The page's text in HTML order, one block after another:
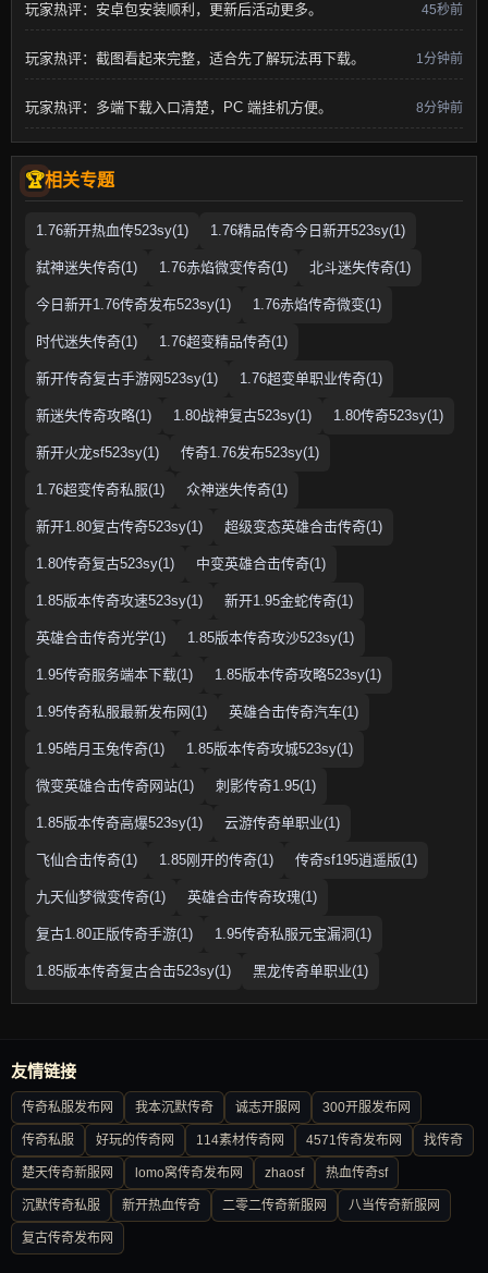
玩家热评：安卓包安装顺利，更新后活动更多。 45秒前
玩家热评：截图看起来完整，适合先了解玩法再下载。 1分钟前
玩家热评：多端下载入口清楚，PC 端挂机方便。 8分钟前
相关专题
1.76新开热血传523sy(1) 1.76精品传奇今日新开523sy(1)
弑神迷失传奇(1) 1.76赤焰微变传奇(1) 北斗迷失传奇(1)
今日新开1.76传奇发布523sy(1) 1.76赤焰传奇微变(1)
时代迷失传奇(1) 1.76超变精品传奇(1)
新开传奇复古手游网523sy(1) 1.76超变单职业传奇(1)
新迷失传奇攻略(1) 1.80战神复古523sy(1) 1.80传奇523sy(1)
新开火龙sf523sy(1) 传奇1.76发布523sy(1)
1.76超变传奇私服(1) 众神迷失传奇(1)
新开1.80复古传奇523sy(1) 超级变态英雄合击传奇(1)
1.80传奇复古523sy(1) 中变英雄合击传奇(1)
1.85版本传奇攻速523sy(1) 新开1.95金蛇传奇(1)
英雄合击传奇光学(1) 1.85版本传奇攻沙523sy(1)
1.95传奇服务端本下载(1) 1.85版本传奇攻略523sy(1)
1.95传奇私服最新发布网(1) 英雄合击传奇汽车(1)
1.95皓月玉兔传奇(1) 1.85版本传奇攻城523sy(1)
微变英雄合击传奇网站(1) 刺影传奇1.95(1)
1.85版本传奇高爆523sy(1) 云游传奇单职业(1)
飞仙合击传奇(1) 1.85刚开的传奇(1) 传奇sf195逍遥版(1)
九天仙梦微变传奇(1) 英雄合击传奇玫瑰(1)
复古1.80正版传奇手游(1) 1.95传奇私服元宝漏洞(1)
1.85版本传奇复古合击523sy(1) 黑龙传奇单职业(1)
友情链接
传奇私服发布网 我本沉默传奇 诚志开服网 300开服发布网
传奇私服 好玩的传奇网 114素材传奇网 4571传奇发布网 找传奇
楚天传奇新服网 lomo窝传奇发布网 zhaosf 热血传奇sf
沉默传奇私服 新开热血传奇 二零二传奇新服网 八当传奇新服网
复古传奇发布网